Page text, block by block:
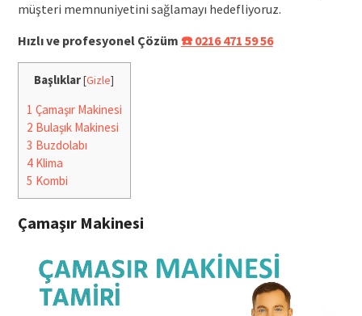
müşteri memnuniyetini sağlamayı hedefliyoruz.
Hızlı ve profesyonel Çözüm ☎️ 0216 471 59 56
Başlıklar[Gizle]
1 Çamaşır Makinesi
2 Bulaşık Makinesi
3 Buzdolabı
4Klima
5 Kombi
Çamaşır Makinesi